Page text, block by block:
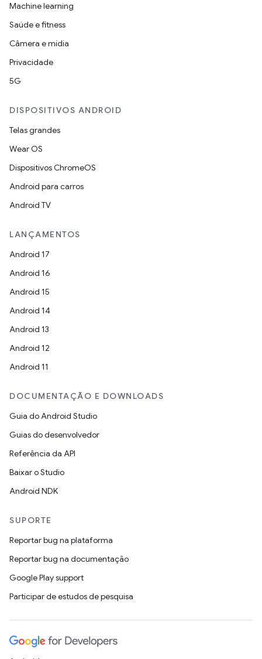
Machine learning
Saúde e fitness
Câmera e mídia
Privacidade
5G
DISPOSITIVOS ANDROID
Telas grandes
Wear OS
Dispositivos ChromeOS
Android para carros
Android TV
LANÇAMENTOS
Android 17
Android 16
Android 15
Android 14
Android 13
Android 12
Android 11
DOCUMENTAÇÃO E DOWNLOADS
Guia do Android Studio
Guias do desenvolvedor
Referência da API
Baixar o Studio
Android NDK
SUPORTE
Reportar bug na plataforma
Reportar bug na documentação
Google Play support
Participar de estudos de pesquisa